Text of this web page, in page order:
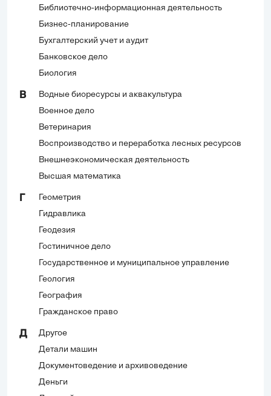
Библиотечно-информационная деятельность
Бизнес-планирование
Бухгалтерский учет и аудит
Банковское дело
Биология
В
Водные биоресурсы и аквакультура
Военное дело
Ветеринария
Воспроизводство и переработка лесных ресурсов
Внешнеэкономическая деятельность
Высшая математика
Г
Геометрия
Гидравлика
Геодезия
Гостиничное дело
Государственное и муниципальное управление
Геология
География
Гражданское право
Д
Другое
Детали машин
Документоведение и архивоведение
Деньги